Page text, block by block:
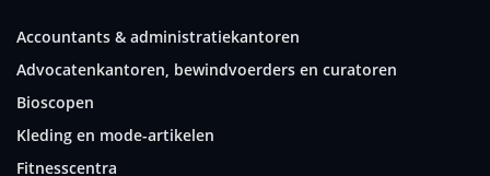
Accountants & administratiekantoren
Advocatenkantoren, bewindvoerders en curatoren
Bioscopen
Kleding en mode-artikelen
Fitnesscentra